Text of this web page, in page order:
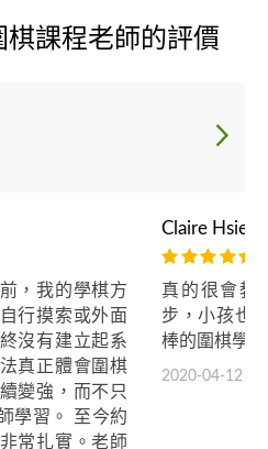
棋課程老師的評價
，我的學棋方
行摸索或外面
沒有建立起系
真正體會圍棋
變強，而不只
學習。 至今約
常扎實。老師
Claire Hsieh
真的很會教
步，小孩也
棒的圍棋學
2020-04-12